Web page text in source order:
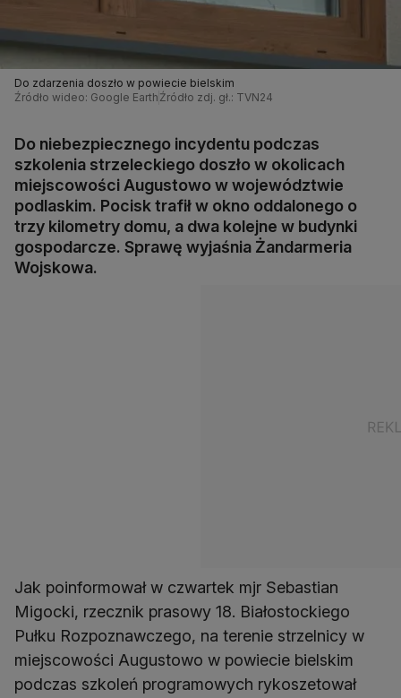
Do zdarzenia doszło w powiecie bielskim
Źródło wideo: Google Earth Źródło zdj. gł.: TVN24
Do niebezpiecznego incydentu podczas
szkolenia strzeleckiego doszło w okolicach
miejscowości Augustowo w województwie
podlaskim. Pocisk trafił w okno oddalonego o
trzy kilometry domu, a dwa kolejne w budynki
gospodarcze. Sprawę wyjaśnia Żandarmeria
Wojskowa.
Jak poinformował w czwartek mjr Sebastian
Migocki, rzecznik prasowy 18. Białostockiego
Pułku Rozpoznawczego, na terenie strzelnicy w
miejscowości Augustowo w powiecie bielskim
podczas szkoleń programowych rykoszetował